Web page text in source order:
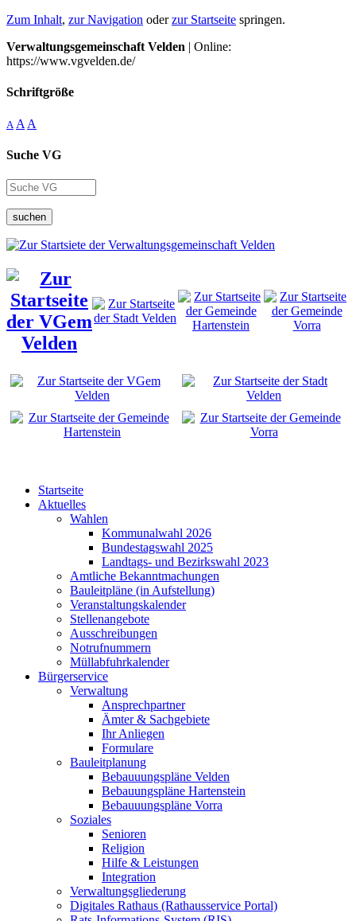
Zum Inhalt, zur Navigation oderzur Startseite springen.
Verwaltungsgemeinschaft Velden | Online:
https://www.vgvelden.de/
Schriftgröße
A A A
Suche VG
suchen
Startseite
Aktuelles
Wahlen
Kommunalwahl 2026
Bundestagswahl 2025
Landtags- und Bezirkswahl 2023
Amtliche Bekanntmachungen
Bauleitpläne (in Aufstellung)
Veranstaltungskalender
Stellenangebote
Ausschreibungen
Notrufnummern
Müllabfuhrkalender
Bürgerservice
Verwaltung
Ansprechpartner
Ämter & Sachgebiete
Ihr Anliegen
Formulare
Bauleitplanung
Bebauuungspläne Velden
Bebauungspläne Hartenstein
Bebauuungspläne Vorra
Soziales
Senioren
Religion
Hilfe & Leistungen
Integration
Verwaltungsgliederung
Digitales Rathaus (Rathausservice Portal)